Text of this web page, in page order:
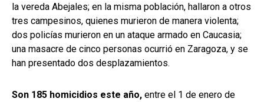
la vereda Abejales; en la misma población, hallaron a otros
tres campesinos, quienes murieron de manera violenta;
dos policías murieron en un ataque armado en Caucasia;
una masacre de cinco personas ocurrió en Zaragoza, y se
han presentado dos desplazamientos.
Son 185 homicidios este año, entre el 1 de enero de